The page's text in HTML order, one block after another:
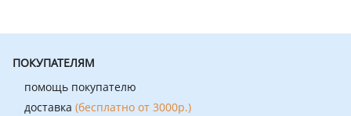
ПОКУПАТЕЛЯМ
помощь покупателю
доставка (бесплатно от 3000р.)